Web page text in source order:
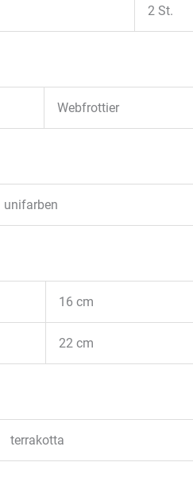
2 St.
Webfrottier
unifarben
16 cm
22 cm
terrakotta